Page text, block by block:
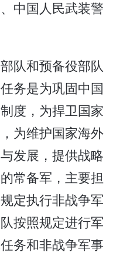
中国人民武装警
队和预备役部队
务是为巩固中国
度，为捍卫国家
为维护国家海外
发展，提供战略
常备军，主要担
定执行非战争军
按照规定进行军
务和非战争军事